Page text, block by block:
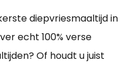
diepvriesmaaltijd in
echt 100% verse
Of houdt u juist